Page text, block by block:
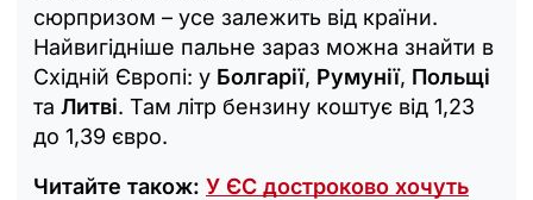
сюрпризом – усе залежить від країни.
Найвигідніше пальне зараз можна знайти в
Східній Європі: у Болгарії, Румунії, Польщі
та Литві. Там літр бензину коштує від 1,23
до 1,39 євро.
Читайте також: У ЄС достроково хочуть